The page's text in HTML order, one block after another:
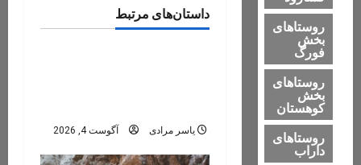
a
a
داستان‌های مرتبط
دره های ایران
عمومی
یاسر مرادی آگوست 4, 2026
روستاهای
بخش
فورگ
روستاهای
بخش
کوهستان
روستاهای
داراب